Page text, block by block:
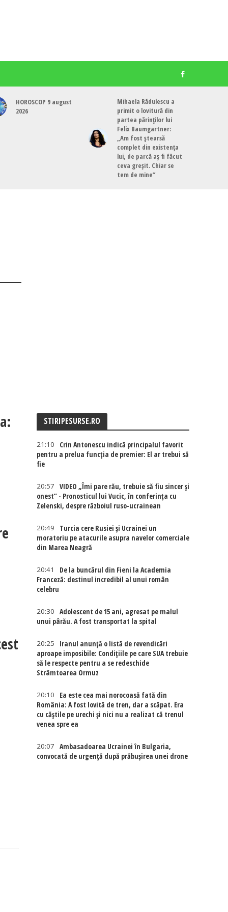
HOROSCOP 9 august
2026
Mihaela Rădulescu a
primit o lovitură din
partea părinților lui
Felix Baumgartner:
„Am fost ștearsă
complet din existența
lui, de parcă aș fi făcut
ceva greșit. Chiar se
tem de mine”
STIRIPESURSE.RO
21:10
Crin Antonescu indică principalul favorit
pentru a prelua funcția de premier: El ar trebui să
fie
20:57
VIDEO „Îmi pare rău, trebuie să fiu sincer și
onest” - Pronosticul lui Vucic, în conferința cu
Zelenski, despre războiul ruso-ucrainean
20:49
Turcia cere Rusiei și Ucrainei un
moratoriu pe atacurile asupra navelor comerciale
din Marea Neagră
20:41
De la buncărul din Fieni la Academia
Franceză: destinul incredibil al unui român
celebru
20:30
Adolescent de 15 ani, agresat pe malul
unui pârău. A fost transportat la spital
20:25
Iranul anunță o listă de revendicări
aproape imposibile: Condițiile pe care SUA trebuie
să le respecte pentru a se redeschide
Strâmtoarea Ormuz
20:10
Ea este cea mai norocoasă fată din
România: A fost lovită de tren, dar a scăpat. Era
cu căștile pe urechi și nici nu a realizat că trenul
venea spre ea
20:07
Ambasadoarea Ucrainei în Bulgaria,
convocată de urgență după prăbușirea unei drone